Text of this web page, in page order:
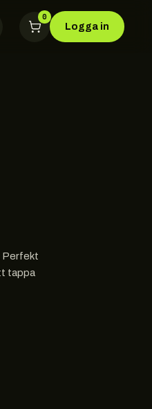
0
Logga in
Perfekt
tappa